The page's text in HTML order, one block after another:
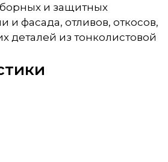
и защитных
и фасада, отливов, откосов,
деталей из тонколистовой